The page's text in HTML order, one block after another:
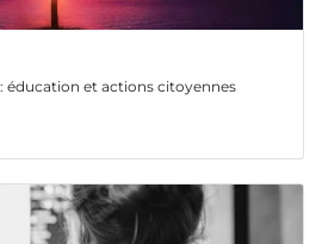
éducation et actions citoyennes